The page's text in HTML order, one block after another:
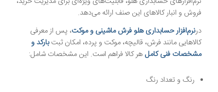
فروش و انبار کالاهای این صنف ارائه می‌دهد.
درنرم‌افزار حسابداری هلو فرش ماشینی و موکت، پس از معرفی
کالاهایی مانند فرش، قالیچه، موکت و پرده، امکان ثبتبارکد و
مشخصات فنی کامل هر کالا فراهم است. این مشخصات شامل:
رنگ و تعداد رنگ